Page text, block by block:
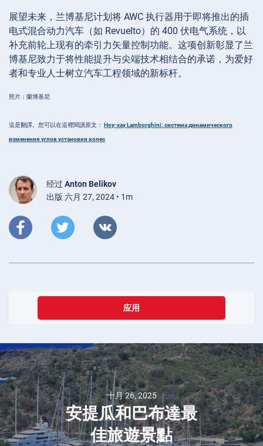
展望未来，兰博基尼计划将 AWC 执行器用于即将推出的插
电式混合动力汽车（如 Revuelto）的 400 伏电气系统，以
补充前轮上现有的牵引力矢量控制功能。这项创新彰显了兰
博基尼致力于将性能提升与尖端技术相结合的承诺，为爱好
者和专业人士树立汽车工程领域的新标杆。
照片：蘭博基尼
這是翻譯。您可以在這裡閱讀原文： Ноу-хау Lamborghini: система динамического
изменения углов установки колес
经过 Anton Belikov
出版 六月 27, 2024 • 1m
应用
十月 26, 2025
安提瓜和巴布達最
佳旅遊景點